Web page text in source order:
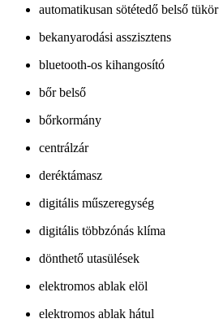
automatikusan sötétedő belső tükör
bekanyarodási asszisztens
bluetooth-os kihangosító
bőr belső
bőrkormány
centrálzár
deréktámasz
digitális műszeregység
digitális többzónás klíma
dönthető utasülések
elektromos ablak elöl
elektromos ablak hátul